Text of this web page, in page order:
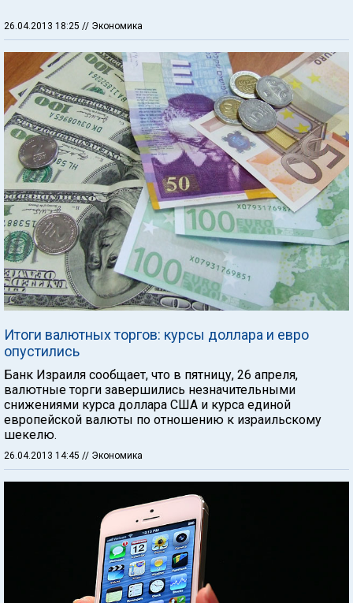
26.04.2013 18:25 // Экономика
Итоги валютных торгов: курсы доллара и евро
опустились
Банк Израиля сообщает, что в пятницу, 26 апреля,
валютные торги завершились незначительными
снижениями курса доллара США и курса единой
европейской валюты по отношению к израильскому
шекелю.
26.04.2013 14:45 // Экономика